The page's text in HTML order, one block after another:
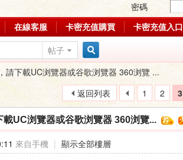
密碼
在線客服 卡密充值購買 卡密充值入口
帖子
搜
索
請下載UC浏覽器或谷歌浏覽器 360浏覽 ...
1
2 3
返回列表
UC浏覽器或谷歌浏覽器 360浏覽...
來自手機 | 顯示全部樓層